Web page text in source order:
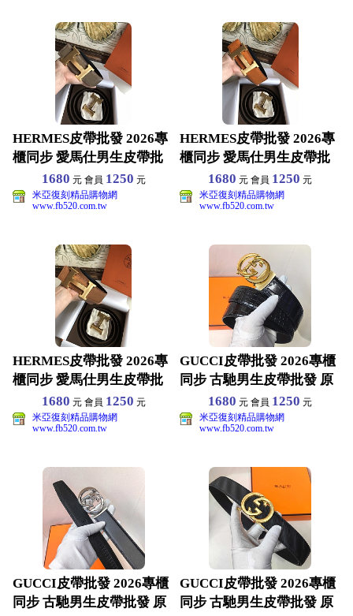
HERMES皮帶批發 2026專
櫃同步 愛馬仕男生皮帶批
發 原版真皮材
1680 元 會員 1250 元
米亞復刻精品購物網
www.fb520.com.tw
HERMES皮帶批發 2026專
櫃同步 愛馬仕男生皮帶批
發 原版真皮材
1680 元 會員 1250 元
米亞復刻精品購物網
www.fb520.com.tw
HERMES皮帶批發 2026專
櫃同步 愛馬仕男生皮帶批
發 原版真皮材
1680 元 會員 1250 元
米亞復刻精品購物網
www.fb520.com.tw
GUCCI皮帶批發 2026專櫃
同步 古馳男生皮帶批發 原
版真皮材質
1680 元 會員 1250 元
米亞復刻精品購物網
www.fb520.com.tw
GUCCI皮帶批發 2026專櫃
同步 古馳男生皮帶批發 原
GUCCI皮帶批發 2026專櫃
同步 古馳男生皮帶批發 原